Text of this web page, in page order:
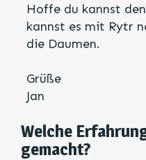
Hoffe du kannst
kannst es mit Rytr
die Daumen.
Grüße
Jan
Welche
gemacht?